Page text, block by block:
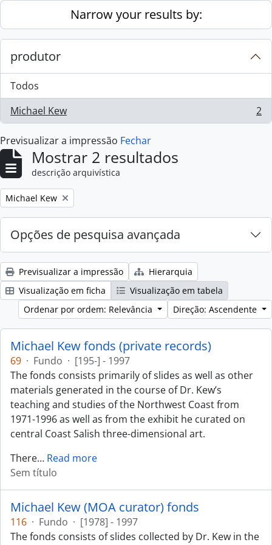
Skip to main contentNarrow your results by:
produtor
Todos
Michael Kew
, 2 resultados 2
Previsualizar a impressão Fechar
Mostrar 2 resultados
descrição arquivística
Remove filter:
Michael Kew
Opções de pesquisa avançada
Previsualizar a impressão
Hierarquia
Visualização em ficha
Visualização em tabela
Ordenar por ordem: Relevância
Direção: Ascendente
Michael Kew fonds (private records)
69 · Fundo · [195-] - 1997
The fonds consists primarily of slides as well as other
materials generated in the course of Dr. Kew’s
teaching and studies of the Northwest Coast from
1971-1996 as well as from the exhibit he curated on
central Coast Salish three-dimensional art.
There… Read more
Sem título
Michael Kew (MOA curator) fonds
116 · Fundo · [1978] - 1997
The fonds consists of slides collected by Dr. Kew in the